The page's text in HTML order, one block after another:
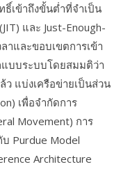
ธิ์เข้าถึงขั้นต่ำที่จำเป็น
และ Just-Enough-
ลาและขอบเขตการเข้า
แบบระบบโดยสมมติว่า
ว แบ่งเครือข่ายเป็นส่วน
เพื่อจำกัดการ
Movement) การ
Purdue Model
Architecture